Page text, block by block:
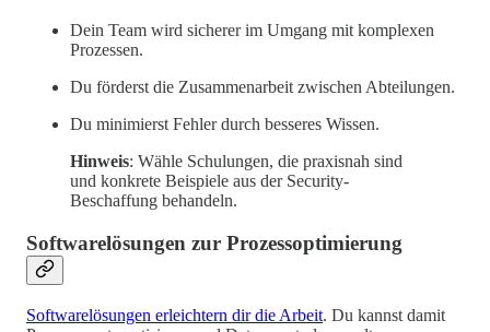
Dein Team wird sicherer im Umgang mit komplexen
Prozessen.
Du förderst die Zusammenarbeit zwischen Abteilungen.
Du minimierst Fehler durch besseres Wissen.
Hinweis: Wähle Schulungen, die praxisnah sind
und konkrete Beispiele aus der Security-
Beschaffung behandeln.
Softwarelösungen zur Prozessoptimierung
Softwarelösungen erleichtern dir die Arbeit. Du kannst damit